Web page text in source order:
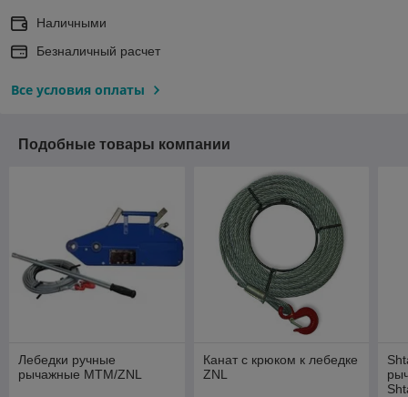
Наличными
Безналичный расчет
Все условия оплаты
Подобные товары компании
Лебедки ручные
рычажные МТМ/ZNL
Канат с крюком к лебедке
ZNL